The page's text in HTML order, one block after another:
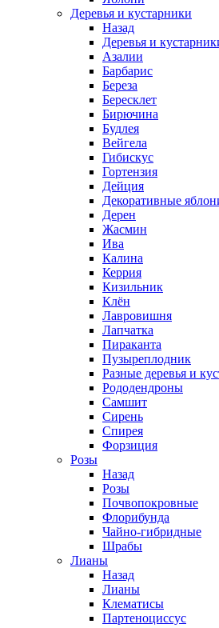
Деревья и кустарники
Назад
Деревья и
Азалии
Барбарис
Береза
Бересклет
Бирючина
Будлея
Вейгела
Гибискус
Гортензия
Дейция
Декоративные
Дерен
Жасмин
Ива
Калина
Керрия
Кизильник
Клён
Лавровишня
Лапчатка
Пираканта
Пузыреплодник
Разные деревья и
Рододендроны
Самшит
Сирень
Спирея
Форзиция
Розы
Назад
Розы
Почвопокровные
Флорибунда
Чайно-гибридные
Шрабы
Лианы
Назад
Лианы
Клематисы
Партеноциссус